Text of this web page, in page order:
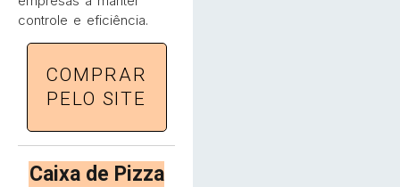
controle e eficiência.
COMPRAR
PELO SITE
Caixa de Pizza